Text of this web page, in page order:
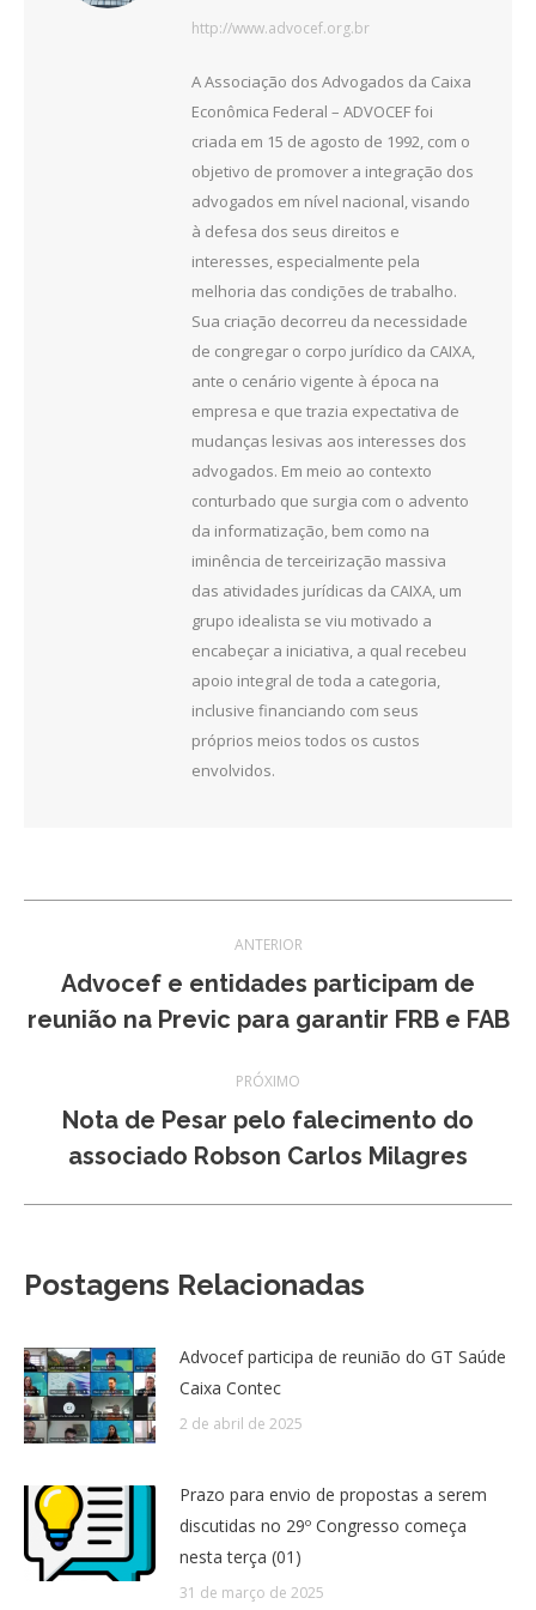
http://www.advocef.org.br
A Associação dos Advogados da Caixa
Econômica Federal – ADVOCEF foi
criada em 15 de agosto de 1992, com o
objetivo de promover a integração dos
advogados em nível nacional, visando
à defesa dos seus direitos e
interesses, especialmente pela
melhoria das condições de trabalho.
Sua criação decorreu da necessidade
de congregar o corpo jurídico da CAIXA,
ante o cenário vigente à época na
empresa e que trazia expectativa de
mudanças lesivas aos interesses dos
advogados. Em meio ao contexto
conturbado que surgia com o advento
da informatização, bem como na
iminência de terceirização massiva
das atividades jurídicas da CAIXA, um
grupo idealista se viu motivado a
encabeçar a iniciativa, a qual recebeu
apoio integral de toda a categoria,
inclusive financiando com seus
próprios meios todos os custos
envolvidos.
de
post:
ANTERIOR
Post
anterior:
Advocef e entidades participam de
reunião na Previc para garantir FRB e FAB
PRÓXIMO
Próximo
post:
Nota de Pesar pelo falecimento do
associado Robson Carlos Milagres
Postagens Relacionadas
Advocef participa de reunião do GT Saúde
Caixa Contec
2 de abril de 2025
Prazo para envio de propostas a serem
discutidas no 29º Congresso começa
nesta terça (01)
31 de março de 2025